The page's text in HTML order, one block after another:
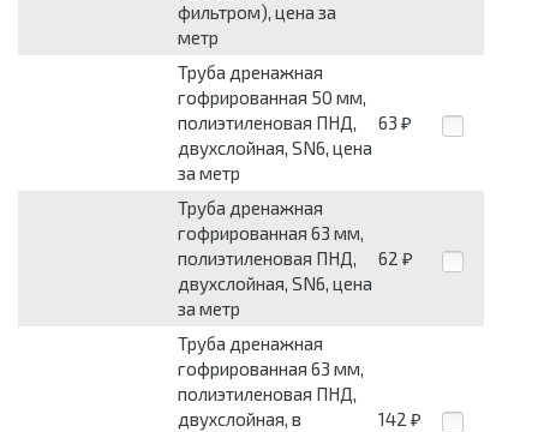
фильтром), цена за
метр
Труба дренажная
гофрированная 50 мм,
полиэтиленовая ПНД,
двухслойная, SN6, цена
за метр
63 ₽
Труба дренажная
гофрированная 63 мм,
полиэтиленовая ПНД,
двухслойная, SN6, цена
за метр
62 ₽
Труба дренажная
гофрированная 63 мм,
полиэтиленовая ПНД,
двухслойная, в
142 ₽